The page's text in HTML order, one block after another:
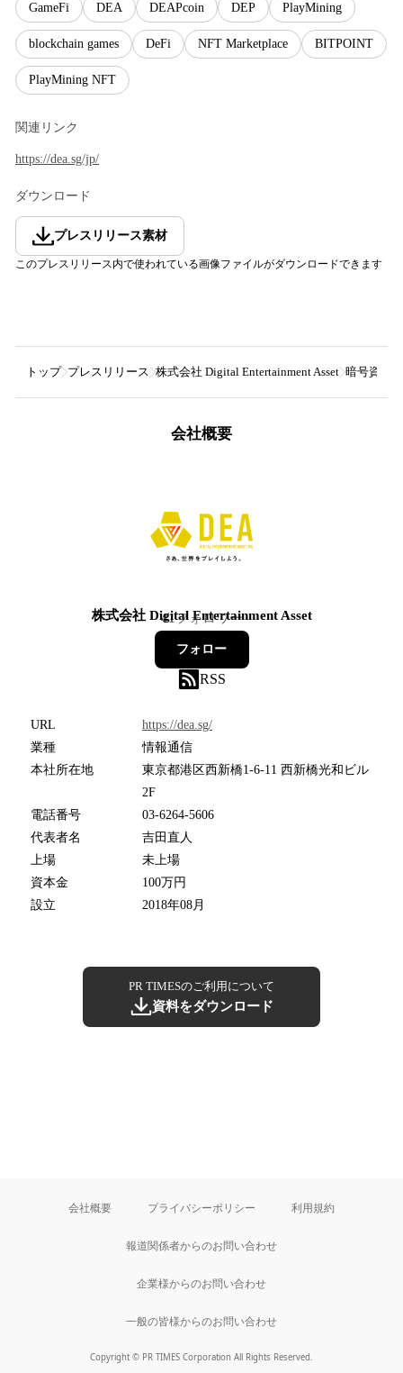
GameFi DEA DEAPcoin DEP PlayMining
blockchain games DeFi NFT Marketplace BITPOINT
PlayMining NFT
関連リンク
https://dea.sg/jp/
ダウンロード
プレスリリース素材
このプレスリリース内で使われている画像ファイルがダウンロードできます
トップ プレスリリース 株式会社 Digital Entertainment Asset 暗号資産
会社概要
株式会社 Digital Entertainment Asset
41フォロワー
フォロー
RSS
URL
https://dea.sg/
業種
情報通信
本社所在地
東京都港区西新橋1-6-11 西新橋光和ビル
2F
電話番号
03-6264-5606
代表者名
吉田直人
上場
未上場
資本金
100万円
設立
2018年08月
PR TIMESのご利用について
資料をダウンロード
会社概要 プライバシーポリシー 利用規約
報道関係者からのお問い合わせ
企業様からのお問い合わせ
一般の皆様からのお問い合わせ
Copyright © PR TIMES Corporation All Rights Reserved.